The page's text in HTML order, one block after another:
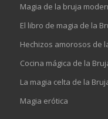
Magia de la bruja
El libro de magia de la
Hechizos amorosos de
Cocina mágica de la
La magia celta de la
Magia erótica